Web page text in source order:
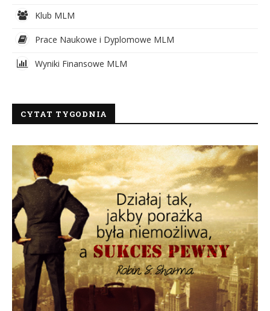
Klub MLM
Prace Naukowe i Dyplomowe MLM
Wyniki Finansowe MLM
CYTAT TYGODNIA